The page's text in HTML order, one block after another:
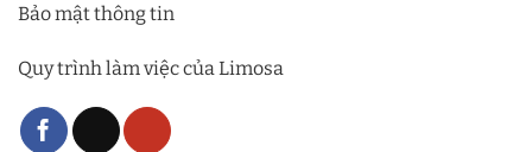
Bảo mật thông tin
Quy trình làm việc của Limosa